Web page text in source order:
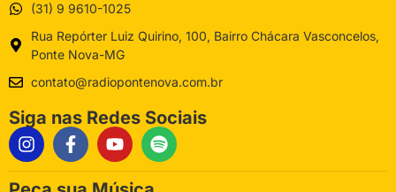
(31) 9 9610-1025
Rua Repórter Luiz Quirino, 100, Bairro Chácara Vasconcelos,
Ponte Nova-MG
contato@radiopontenova.com.br
Siga nas Redes Sociais